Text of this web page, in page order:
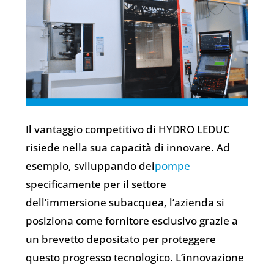
Il vantaggio competitivo di HYDRO LEDUC
risiede nella sua capacità di innovare. Ad
esempio, sviluppando deipompe
specificamente per il settore
dell’immersione subacquea, l’azienda si
posiziona come fornitore esclusivo grazie a
un brevetto depositato per proteggere
questo progresso tecnologico. L’innovazione